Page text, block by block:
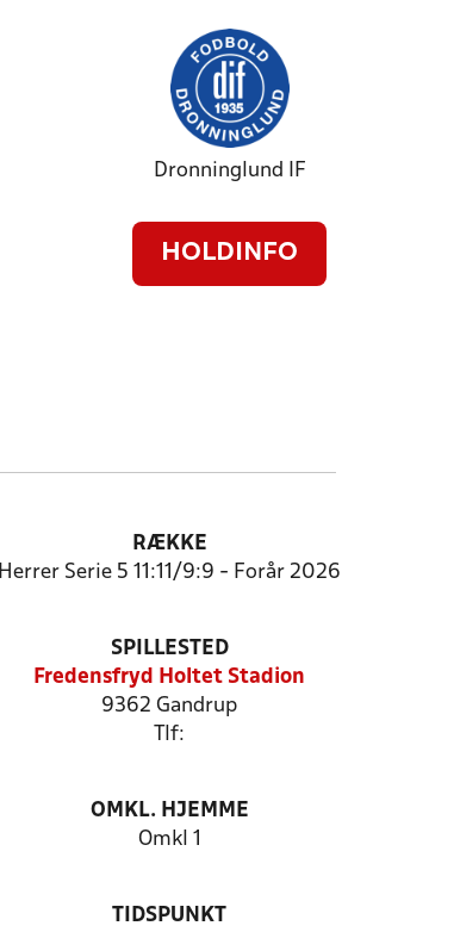
Dronninglund IF
HOLDINFO
RÆKKE
Herrer Serie 5 11:11/9:9 - Forår 2026
SPILLESTED
Fredensfryd Holtet Stadion
9362 Gandrup
Tlf:
OMKL. HJEMME
Omkl 1
TIDSPUNKT